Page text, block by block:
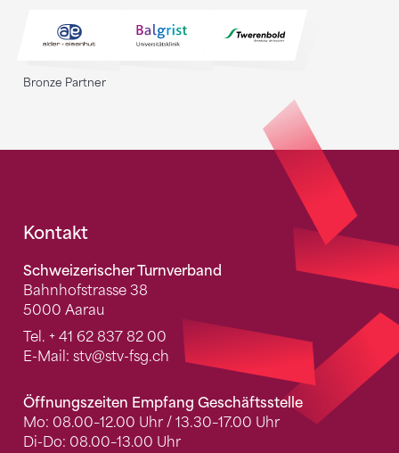
Bronze Partner
Fusszeile
Kontakt
Schweizerischer Turnverband
Bahnhofstrasse 38
5000 Aarau
Tel. + 41 62 837 82 00
E-Mail: stv@stv-fsg.ch
Öffnungszeiten Empfang Geschäftsstelle
Mo: 08.00–12.00 Uhr / 13.30–17.00 Uhr
Di-Do: 08.00–13.00 Uhr